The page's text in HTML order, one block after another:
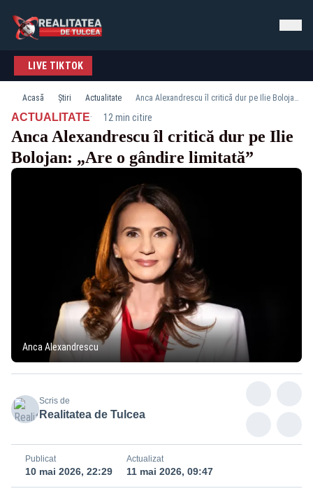
LIVE TIKTOK
Acasă Știri Actualitate Anca Alexandrescu îl critică dur pe Ilie Bolojan: „Are o gândire limitată”
ACTUALITATE· 12 min citire
Anca Alexandrescu îl critică dur pe Ilie
Bolojan: „Are o gândire limitată”
Anca Alexandrescu
Scris de
Realitatea de Tulcea
Publicat
10 mai 2026, 22:29
Actualizat
11 mai 2026, 09:47